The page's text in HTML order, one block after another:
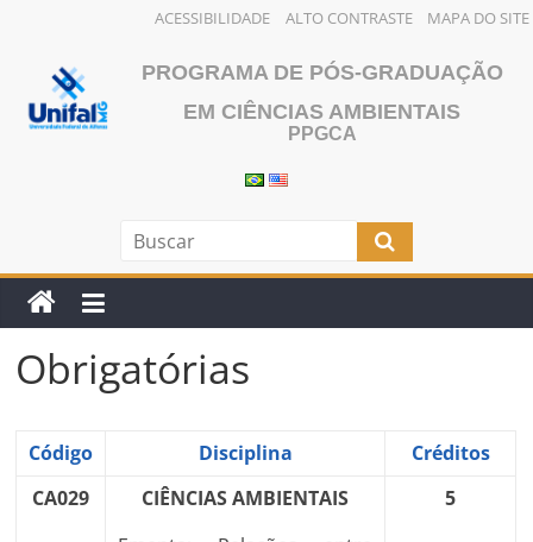
ACESSIBILIDADE ALTO CONTRASTE MAPA DO SITE
conteúdo
PROGRAMA DE PÓS-GRADUAÇÃO
EM CIÊNCIAS AMBIENTAIS
PPGCA
Obrigatórias
Código Disciplina
Créditos
CA029
CIÊNCIAS AMBIENTAIS
5